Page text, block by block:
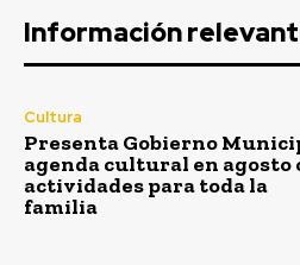
Información
Cultura
Presenta Gobierno
agenda cultural en agosto
actividades para toda la
familia